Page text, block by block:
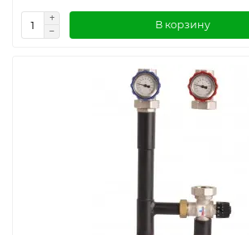
В корзину